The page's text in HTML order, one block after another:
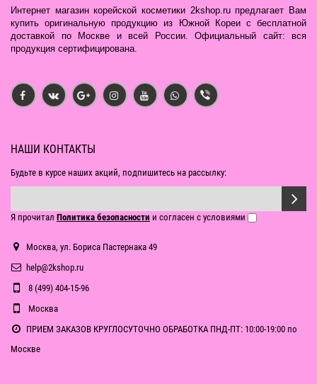
Интернет магазин корейской косметики 2kshop.ru предлагает Вам
купить оригинальную продукцию из Южной Кореи с бесплатной
доставкой по Москве и всей России. Официальный сайт: вся
продукция сертифицирована.
НАШИ КОНТАКТЫ
Будьте в курсе наших акций, подпишитесь на рассылку:
Я прочитал Политика безопасности и согласен с условиями
Москва, ул. Бориса Пастернака 49
help@2kshop.ru
8 (499) 404-15-96
Москва
ПРИЕМ ЗАКАЗОВ КРУГЛОСУТОЧНО ОБРАБОТКА ПНД-ПТ: 10:00-19:00 по
Москве